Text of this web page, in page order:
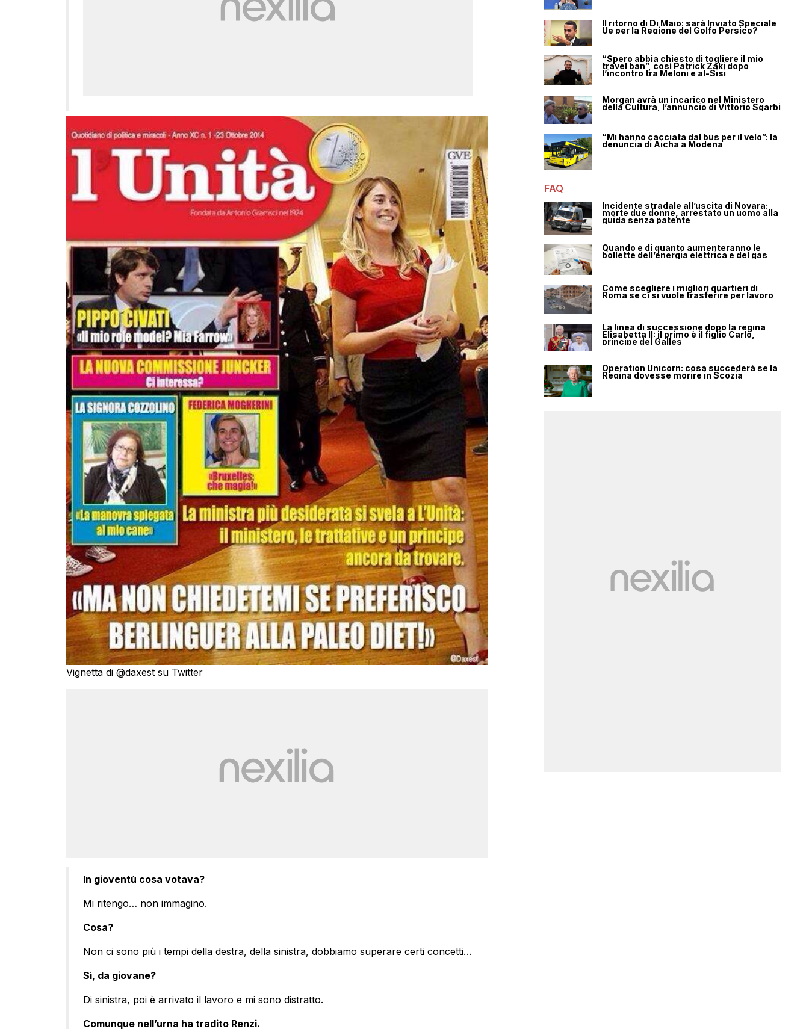
Vignetta di @daxest su Twitter
In gioventù cosa votava?
Mi ritengo… non immagino.
Cosa?
Non ci sono più i tempi della destra, della sinistra, dobbiamo superare certi concetti…
Sì, da giovane?
Di sinistra, poi è arrivato il lavoro e mi sono distratto.
Comunque nell’urna ha tradito Renzi.
Il ritorno di Di Maio: sarà Inviato Speciale
Ue per la Regione del Golfo Persico?
“Spero abbia chiesto di togliere il mio
travel ban”, così Patrick Zaki dopo
l’incontro tra Meloni e al-Sisi
Morgan avrà un incarico nel Ministero
della Cultura, l’annuncio di Vittorio Sgarbi
“Mi hanno cacciata dal bus per il velo”: la
denuncia di Aicha a Modena
FAQ
Incidente stradale all’uscita di Novara:
morte due donne, arrestato un uomo alla
guida senza patente
Quando e di quanto aumenteranno le
bollette dell’energia elettrica e del gas
Come scegliere i migliori quartieri di
Roma se ci si vuole trasferire per lavoro
La linea di successione dopo la regina
Elisabetta II: il primo è il figlio Carlo,
principe del Galles
Operation Unicorn: cosa succederà se la
Regina dovesse morire in Scozia